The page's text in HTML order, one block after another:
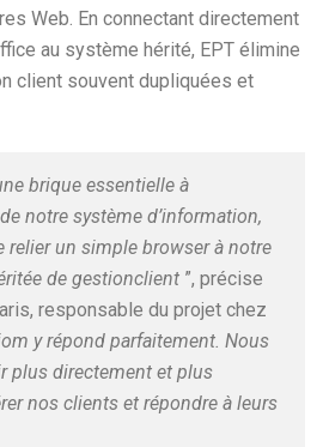
Web. En connectant directement
au système hérité, EPT élimine
client souvent dupliquées et
brique essentielle à
notre système d’information,
relier un simple browser à notre
de gestionclient ”, précise
responsable du projet chez
y répond parfaitement. Nous
plus directement et plus
nos clients et répondre à leurs